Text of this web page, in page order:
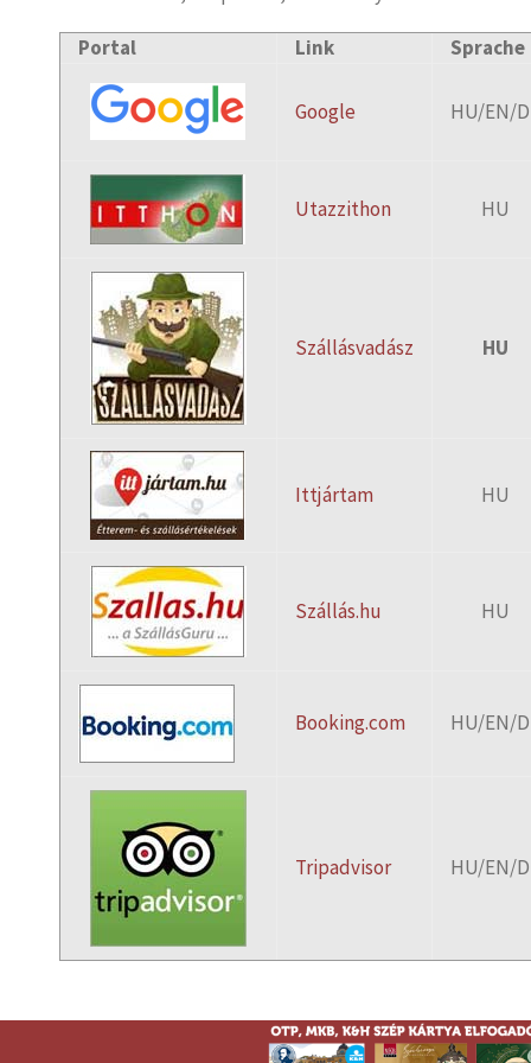
Portal Link Sprache
Google HU/EN/
Utazzithon HU
Szállásvadász HU
Ittjártam HU
Szállás.hu HU
Booking.com HU/EN/
Tripadvisor HU/EN/